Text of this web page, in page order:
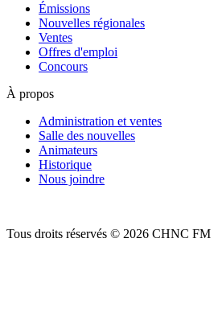
Émissions
Nouvelles régionales
Ventes
Offres d'emploi
Concours
À propos
Administration et ventes
Salle des nouvelles
Animateurs
Historique
Nous joindre
Tous droits réservés © 2026 CHNC FM